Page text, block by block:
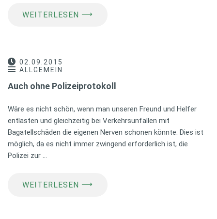
WEITERLESEN ⟶
02.09.2015
ALLGEMEIN
Auch ohne Polizeiprotokoll
Wäre es nicht schön, wenn man unseren Freund und Helfer
entlasten und gleichzeitig bei Verkehrsunfällen mit
Bagatellschäden die eigenen Nerven schonen könnte. Dies ist
möglich, da es nicht immer zwingend erforderlich ist, die
Polizei zur …
WEITERLESEN ⟶